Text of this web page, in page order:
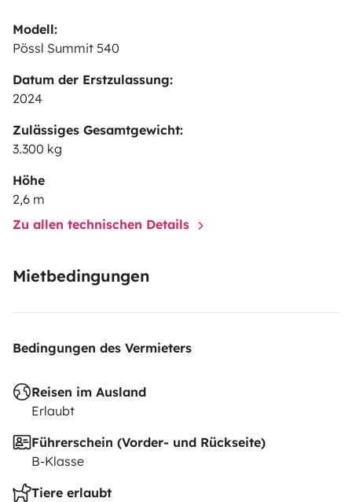
Modell:
Pössl Summit 540
Datum der Erstzulassung:
2024
Zulässiges Gesamtgewicht:
3.300 kg
Höhe
2,6 m
Zu allen technischen Details
Mietbedingungen
Bedingungen des Vermieters
Reisen im Ausland
Erlaubt
Führerschein (Vorder- und Rückseite)
B-Klasse
Tiere erlaubt